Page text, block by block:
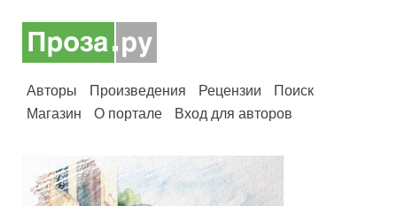
Авторы Произведения Рецензии
Поиск
Магазин
О портале Вход для авторов